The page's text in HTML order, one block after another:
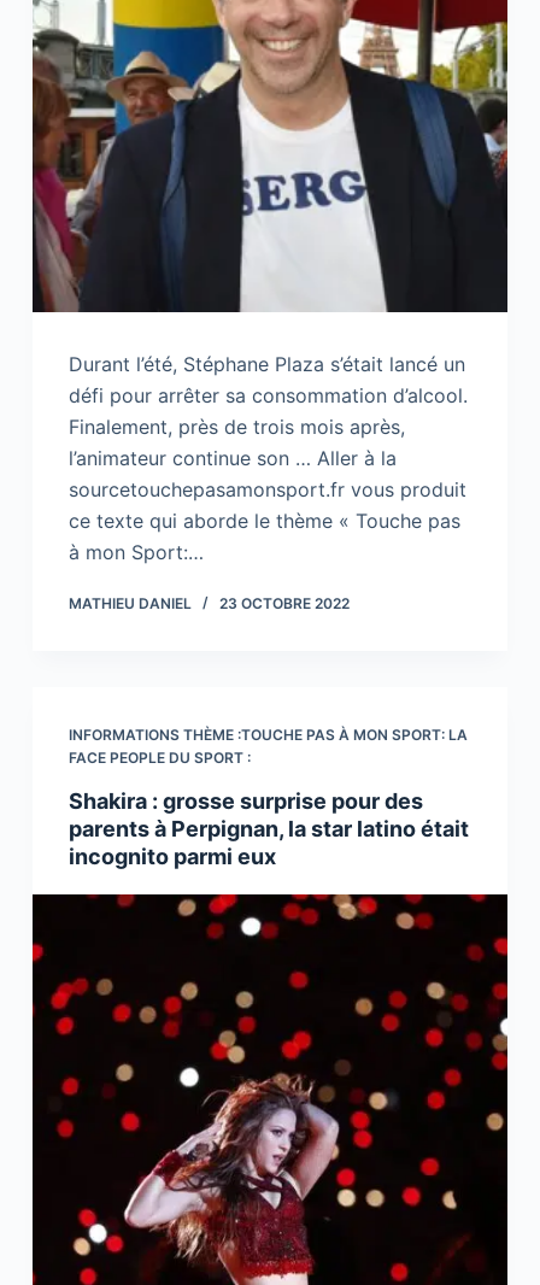
Durant l’été, Stéphane Plaza s’était lancé un
défi pour arrêter sa consommation d’alcool.
Finalement, près de trois mois après,
l’animateur continue son … Aller à la
sourcetouchepasamonsport.fr vous produit
ce texte qui aborde le thème « Touche pas
à mon Sport:…
MATHIEU DANIEL 23 OCTOBRE 2022
INFORMATIONS THÈME :TOUCHE PAS À MON SPORT: LA
FACE PEOPLE DU SPORT :
Shakira : grosse surprise pour des
parents à Perpignan, la star latino était
incognito parmi eux